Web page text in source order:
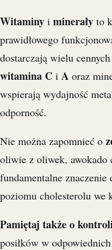
Witaminy i minerały to
prawidłowego
dostarczają wielu
witamina C i A oraz
wspierają wydajność
odporność.
Nie można zapomnieć o
oliwie z oliwek, awokado
fundamentalne
poziomu cholesterolu we
Pamiętaj także o
posiłków w